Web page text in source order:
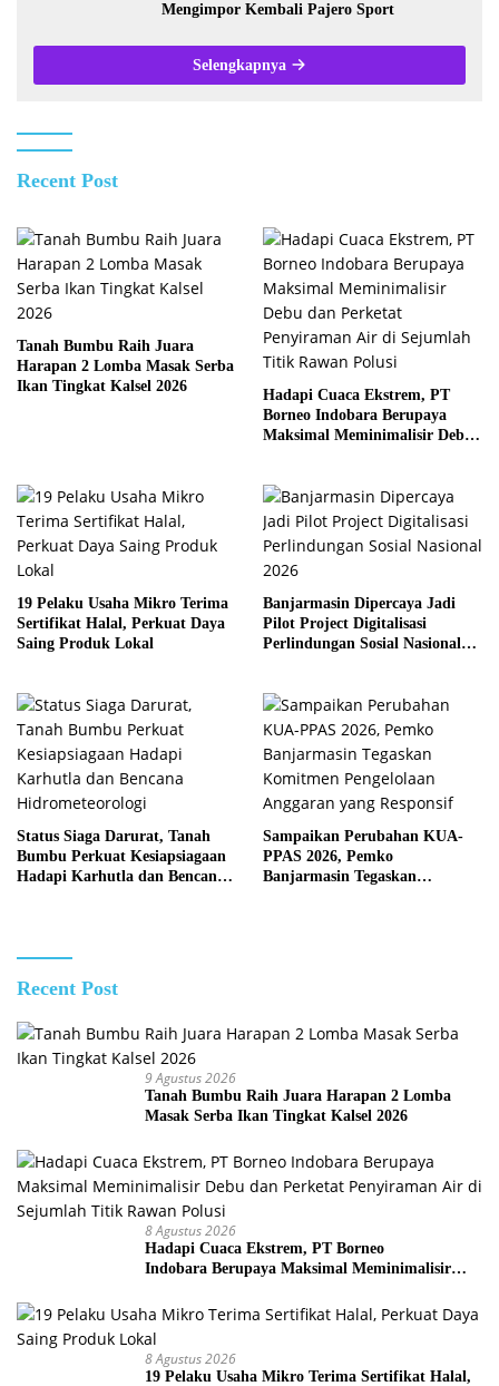
Mengimpor Kembali Pajero Sport
Selengkapnya
Recent Post
Tanah Bumbu Raih Juara
Harapan 2 Lomba Masak Serba
Ikan Tingkat Kalsel 2026
Hadapi Cuaca Ekstrem, PT
Borneo Indobara Berupaya
Maksimal Meminimalisir Debu
19 Pelaku Usaha Mikro Terima
Sertifikat Halal, Perkuat Daya
Saing Produk Lokal
Banjarmasin Dipercaya Jadi
Pilot Project Digitalisasi
Perlindungan Sosial Nasional
Status Siaga Darurat, Tanah
Bumbu Perkuat Kesiapsiagaan
Hadapi Karhutla dan Bencana
Sampaikan Perubahan KUA-
PPAS 2026, Pemko
Banjarmasin Tegaskan
Recent Post
9 Agustus 2026
Tanah Bumbu Raih Juara Harapan 2 Lomba
Masak Serba Ikan Tingkat Kalsel 2026
8 Agustus 2026
Hadapi Cuaca Ekstrem, PT Borneo
Indobara Berupaya Maksimal Meminimalisir
Titik Rawan Polusi
8 Agustus 2026
19 Pelaku Usaha Mikro Terima Sertifikat Halal,